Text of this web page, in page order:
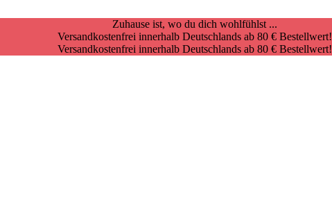
Zuhause ist, wo du dich wohlfühlst ...
Versandkostenfrei innerhalb Deutschlands ab 80 € Bestellwert!
Versandkostenfrei innerhalb Deutschlands ab 80 € Bestellwert!